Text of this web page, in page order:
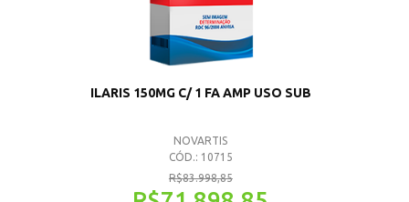
ILARIS 150MG C/ 1 FA AMP USO SUB
NOVARTIS
CÓD.: 10715
R$83.998,85